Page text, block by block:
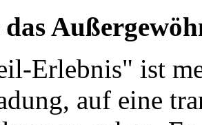
Erlebnis" ist
auf eine